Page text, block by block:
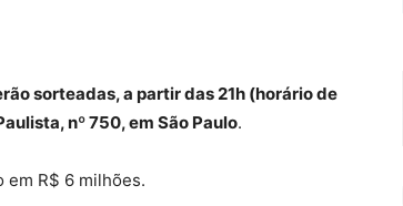
sorteadas, a partir das 21h (horário de
nº 750, em São Paulo.
em R$ 6 milhões.